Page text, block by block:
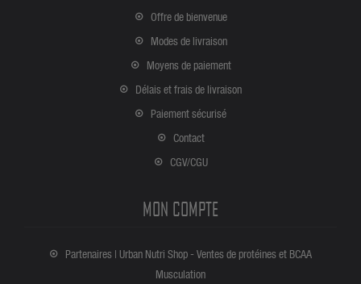
Offre de bienvenue
Modes de livraison
Moyens de paiement
Délais et frais de livraison
Paiement sécurisé
Contact
CGV/CGU
MON COMPTE
Partenaires | Urban Nutri Shop - Ventes de protéines et BCAA
Musculation